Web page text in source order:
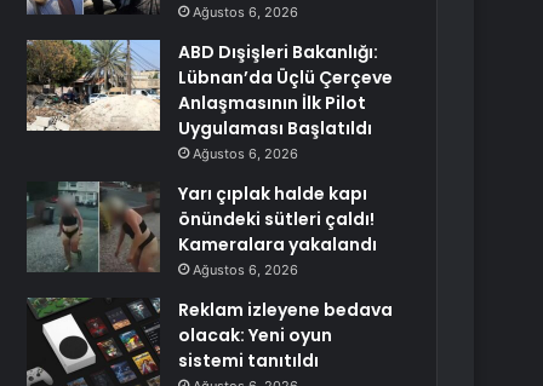
Ağustos 6, 2026
ABD Dışişleri Bakanlığı:
Lübnan’da Üçlü Çerçeve
Anlaşmasının İlk Pilot
Uygulaması Başlatıldı
Ağustos 6, 2026
Yarı çıplak halde kapı
önündeki sütleri çaldı!
Kameralara yakalandı
Ağustos 6, 2026
Reklam izleyene bedava
olacak: Yeni oyun
sistemi tanıtıldı